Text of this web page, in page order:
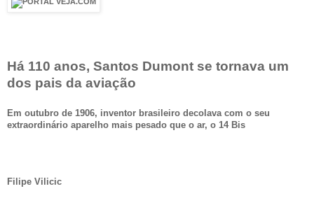
Há 110 anos, Santos Dumont se tornava um
dos pais da aviação
Em outubro de 1906, inventor brasileiro decolava com o seu
extraordinário aparelho mais pesado que o ar, o 14 Bis
Filipe Vilicic